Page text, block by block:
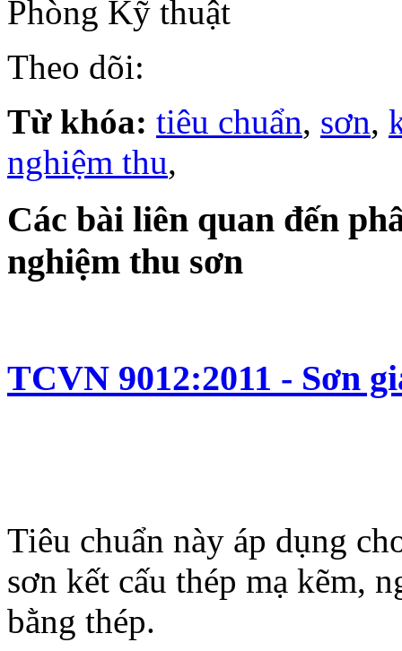
Phòng Kỹ thuật
Theo dõi:
Từ khóa: tiêu chuẩn, sơn,
nghiệm thu,
Các bài liên quan đến
nghiệm thu sơn
TCVN 9012:2011 - Sơn
Tiêu chuẩn này áp dụng
sơn kết cấu thép mạ kẽm,
bằng thép.